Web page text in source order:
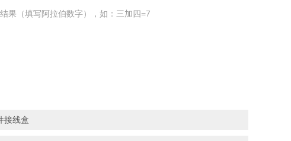
果（填写阿拉伯数字），如：三加四=7
接线盒